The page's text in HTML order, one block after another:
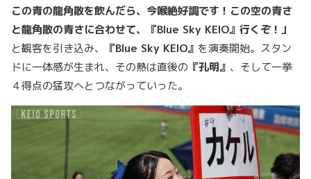
この青の龍角散を飲んだら、今喉絶好調です！この空の青さ
と龍角散の青さに合わせて、『Blue Sky KEIO』行くぞ！」
と観客を引き込み、
『Blue Sky KEIO』 を演奏開始。スタン
ドに一体感が生まれ、その熱は直後の 『孔明』 、そして一挙
４得点の猛攻へとつながっていった。